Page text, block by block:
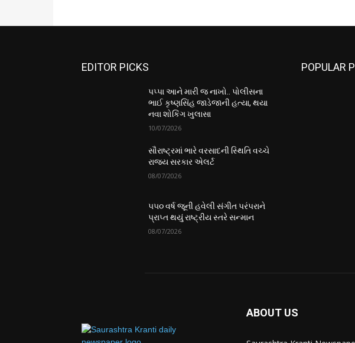
EDITOR PICKS
પપ્પા આને મારી જ નાખો.. પોલીસના
ભાઈ કૃષ્ણસિંહ જાડેજાની હત્યા, થયા
નવા શોકિંગ ખુલાસા
10/07/2026
સૌરાષ્ટ્રમાં ભારે વરસાદની સ્થિતિ વચ્ચે
રાજ્ય સરકાર એલર્ટ
08/07/2026
૫૫૦ વર્ષ જૂની હવેલી સંગીત પરંપરાને
પ્રાપ્ત થયું રાષ્ટ્રીય સ્તરે સન્માન
08/07/2026
POPULAR
ABOUT US